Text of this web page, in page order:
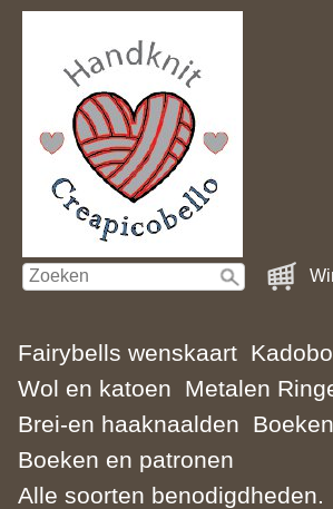
Fairybells wenskaart
Wol en katoen
Metalen
Brei-en haaknaalden
Boeken en patronen
Alle soorten benodigdheden.